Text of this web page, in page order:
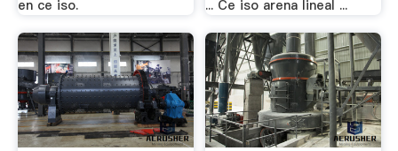
en ce iso.
... Ce iso arena lineal ...